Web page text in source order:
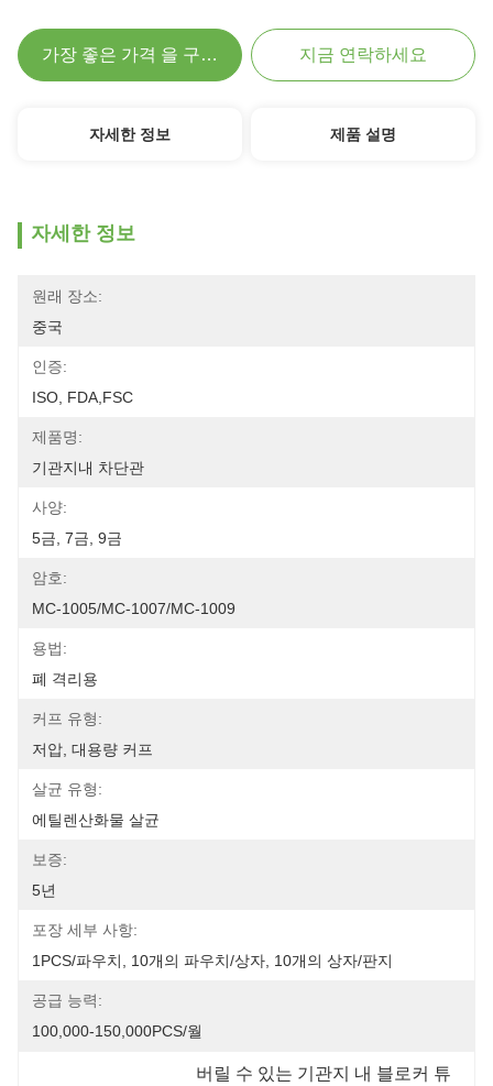
가장 좋은 가격 을 구하라 지금 연락하세요
자세한 정보 제품 설명
자세한 정보
원래 장소:
중국
인증:
ISO, FDA,FSC
제품명:
기관지내 차단관
사양:
5금, 7금, 9금
암호:
MC-1005/MC-1007/MC-1009
용법:
폐 격리용
커프 유형:
저압, 대용량 커프
살균 유형:
에틸렌산화물 살균
보증:
5년
포장 세부 사항:
1PCS/파우치, 10개의 파우치/상자, 10개의 상자/판지
공급 능력:
100,000-150,000PCS/월
버릴 수 있는 기관지 내 블로커 튜